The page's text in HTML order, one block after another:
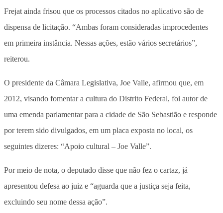
Frejat ainda frisou que os processos citados no aplicativo são de
dispensa de licitação. “Ambas foram consideradas improcedentes
em primeira instância. Nessas ações, estão vários secretários”,
reiterou.
O presidente da Câmara Legislativa, Joe Valle, afirmou que, em
2012, visando fomentar a cultura do Distrito Federal, foi autor de
uma emenda parlamentar para a cidade de São Sebastião e responde
por terem sido divulgados, em um placa exposta no local, os
seguintes dizeres: “Apoio cultural – Joe Valle”.
Por meio de nota, o deputado disse que não fez o cartaz, já
apresentou defesa ao juiz e “aguarda que a justiça seja feita,
excluindo seu nome dessa ação”.